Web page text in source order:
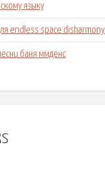
языку
endless space disharmony
песни баня ммденс